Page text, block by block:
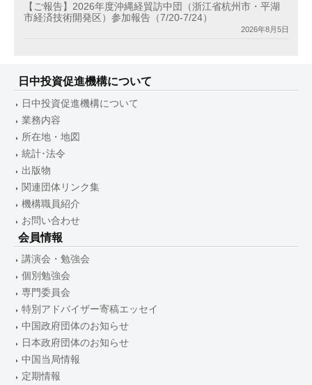
【ご報告】2026年度沖縄経貿訪中団（浙江省杭州市・平湖
市経済技術開発区）参加報告（7/20-7/24）
2026年8月5日
日中投資促進機構について
日中投資促進機構について
業務内容
所在地・地図
統計･法令
出版物
関連団体リンク集
機構職員紹介
お問い合わせ
会員情報
講演会・勉強会
個別勉強会
専門委員会
特別アドバイザー寄稿エッセイ
中国政府団体のお知らせ
日本政府団体のお知らせ
中国当局情報
定期情報